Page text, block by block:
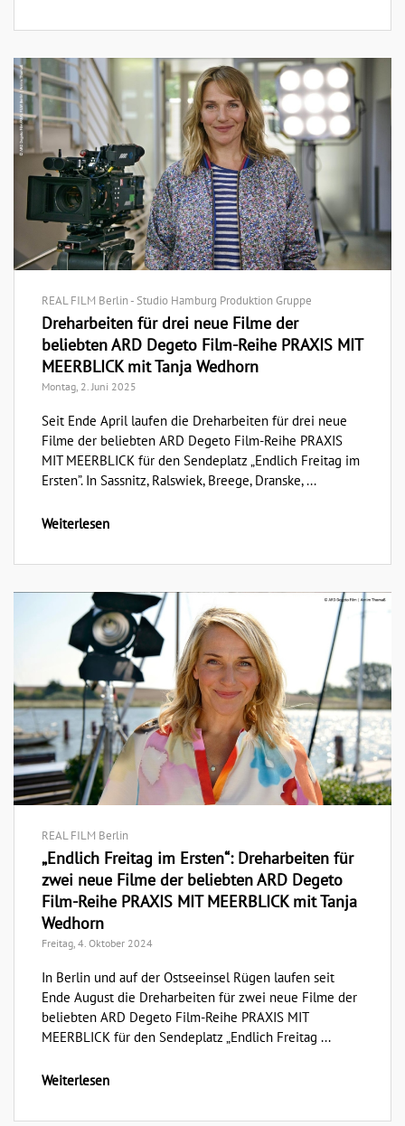
REAL FILM Berlin - Studio Hamburg Produktion Gruppe
Dreharbeiten für drei neue Filme der
beliebten ARD Degeto Film-Reihe PRAXIS MIT
MEERBLICK mit Tanja Wedhorn
Montag, 2. Juni 2025
Seit Ende April laufen die Dreharbeiten für drei neue
Filme der beliebten ARD Degeto Film-Reihe PRAXIS
MIT MEERBLICK für den Sendeplatz „Endlich Freitag im
Ersten”. In Sassnitz, Ralswiek, Breege, Dranske, ...
Weiterlesen
REAL FILM Berlin
„Endlich Freitag im Ersten“: Dreharbeiten für
zwei neue Filme der beliebten ARD Degeto
Film-Reihe PRAXIS MIT MEERBLICK mit Tanja
Wedhorn
Freitag, 4. Oktober 2024
In Berlin und auf der Ostseeinsel Rügen laufen seit
Ende August die Dreharbeiten für zwei neue Filme der
beliebten ARD Degeto Film-Reihe PRAXIS MIT
MEERBLICK für den Sendeplatz „Endlich Freitag ...
Weiterlesen